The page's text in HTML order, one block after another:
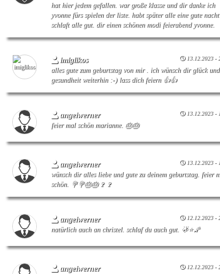
hat hier jedem gefallen. war große klasse und dir danke ich
yvonne fürs spielen der liste. habt später alle eine gute
schlaft alle gut. dir einen schönen modi feierabend yvonne.
imiglikos 13.12.2023 -
alles gute zum geburtstag von mir . ich wünsch dir glück und
gesundheit weiterhin :-) lass dich feiern 👍👍
angelwerner 13.12.2023 -
feier mal schön marianne. 🎂🎂
angelwerner 13.12.2023 -
wünsch dir alles liebe und gute zu deinem geburtstag. feier
schön. 💐💐🎂🎂🍷🍷
angelwerner 12.12.2023 -
natürlich auch an christel. schlaf du auch gut. 🌟⭐🌠
angelwerner 12.12.2023 -